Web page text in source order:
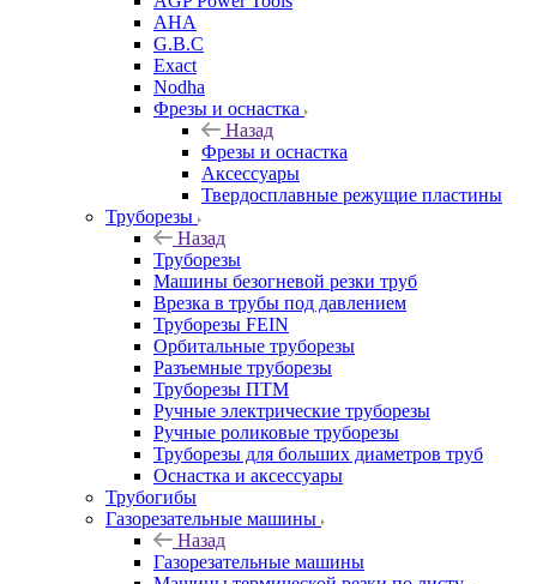
AHA
G.B.C
Exact
Nodha
Фрезы и оснастка
Назад
Фрезы и оснастка
Аксессуары
Твердосплавные режущие пластины
Труборезы
Назад
Труборезы
Машины безогневой резки труб
Врезка в трубы под давлением
Труборезы FEIN
Орбитальные труборезы
Разъемные труборезы
Труборезы ПТМ
Ручные электрические труборезы
Ручные роликовые труборезы
Труборезы для больших диаметров труб
Оснастка и аксессуары
Трубогибы
Газорезательные машины
Назад
Газорезательные машины